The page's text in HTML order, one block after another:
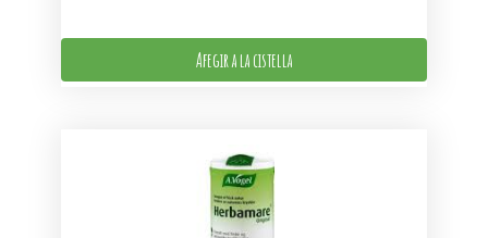
Afegir a la cistella